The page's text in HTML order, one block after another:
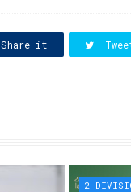
Share it
2